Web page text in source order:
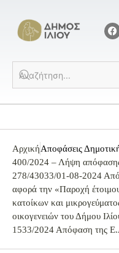
ΑρχικήΑποφάσεις
400/2024 – Λήψη απόφασης
278/43033/01-08-2024
αφορά την «Παροχή
κατοίκων και
οικογενειών του Δήμου
1533/2024 Απόφαση της